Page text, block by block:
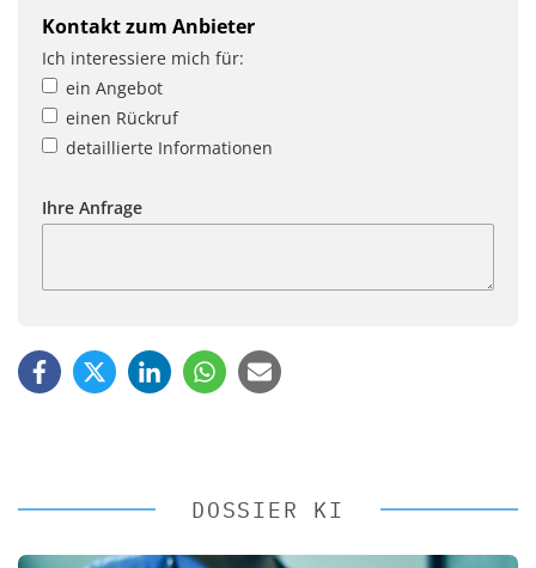
Kontakt zum Anbieter
Ich interessiere mich für:
ein Angebot
einen Rückruf
detaillierte Informationen
Ihre Anfrage
DOSSIER KI